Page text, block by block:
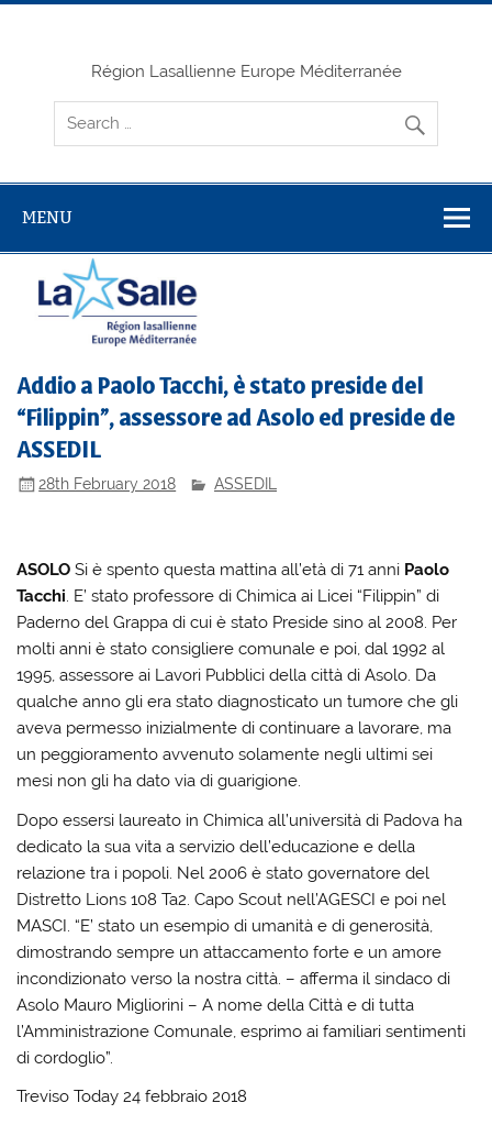
Skip
Région Lasallienne Europe Méditerranée
MENU
Addio a Paolo Tacchi, è stato preside del
“Filippin”, assessore ad Asolo ed preside de
ASSEDIL
28th February 2018 ASSEDIL
ASOLO Si è spento questa mattina all’età di 71 anni Paolo
Tacchi. E’ stato professore di Chimica ai Licei “Filippin” di
Paderno del Grappa di cui è stato Preside sino al 2008. Per
molti anni è stato consigliere comunale e poi, dal 1992 al
1995, assessore ai Lavori Pubblici della città di Asolo. Da
qualche anno gli era stato diagnosticato un tumore che gli
aveva permesso inizialmente di continuare a lavorare, ma
un peggioramento avvenuto solamente negli ultimi sei
mesi non gli ha dato via di guarigione.
Dopo essersi laureato in Chimica all’università di Padova ha
dedicato la sua vita a servizio dell’educazione e della
relazione tra i popoli. Nel 2006 è stato governatore del
Distretto Lions 108 Ta2. Capo Scout nell’AGESCI e poi nel
MASCI. “E’ stato un esempio di umanità e di generosità,
dimostrando sempre un attaccamento forte e un amore
incondizionato verso la nostra città. – afferma il sindaco di
Asolo Mauro Migliorini – A nome della Città e di tutta
l’Amministrazione Comunale, esprimo ai familiari sentimenti
di cordoglio”.
Treviso Today 24 febbraio 2018